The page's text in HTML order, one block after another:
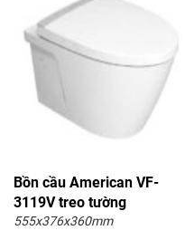
Bồn cầu American VF-
3119V treo tường
555x376x360mm